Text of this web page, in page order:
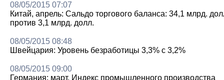
08/05/2015 07:07
Китай, апрель: Сальдо торгового баланса: 34,1 млрд.
против 3,1 млрд. долл.
08/05/2015 08:48
Швейцария: Уровень безработицы 3,3% с 3,2%
08/05/2015 09:00
Германия: март, Индекс промышленного производства